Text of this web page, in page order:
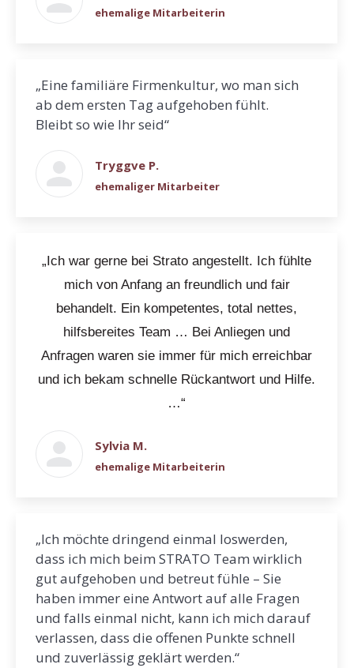
ehemalige Mitarbeiterin
„Eine familiäre Firmenkultur, wo man sich
ab dem ersten Tag aufgehoben fühlt.
Bleibt so wie Ihr seid“
Tryggve P.
ehemaliger Mitarbeiter
„Ich war gerne bei Strato angestellt. Ich fühlte
mich von Anfang an freundlich und fair
behandelt. Ein kompetentes, total nettes,
hilfsbereites Team … Bei Anliegen und
Anfragen waren sie immer für mich erreichbar
und ich bekam schnelle Rückantwort und Hilfe.
…“
Sylvia M.
ehemalige Mitarbeiterin
„Ich möchte dringend einmal loswerden,
dass ich mich beim STRATO Team wirklich
gut aufgehoben und betreut fühle – Sie
haben immer eine Antwort auf alle Fragen
und falls einmal nicht, kann ich mich darauf
verlassen, dass die offenen Punkte schnell
und zuverlässig geklärt werden.“